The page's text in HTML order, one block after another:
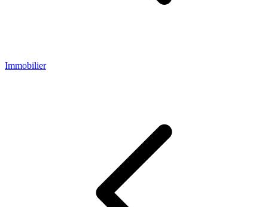
Immobilier